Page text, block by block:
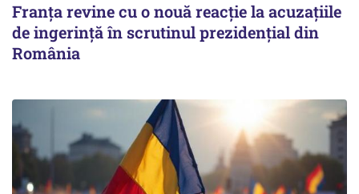
Franța revine cu o nouă reacție la acuzațiile
de ingerință în scrutinul prezidențial din
România